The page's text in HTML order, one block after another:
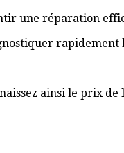
une réparation
rapidement
ainsi le prix de